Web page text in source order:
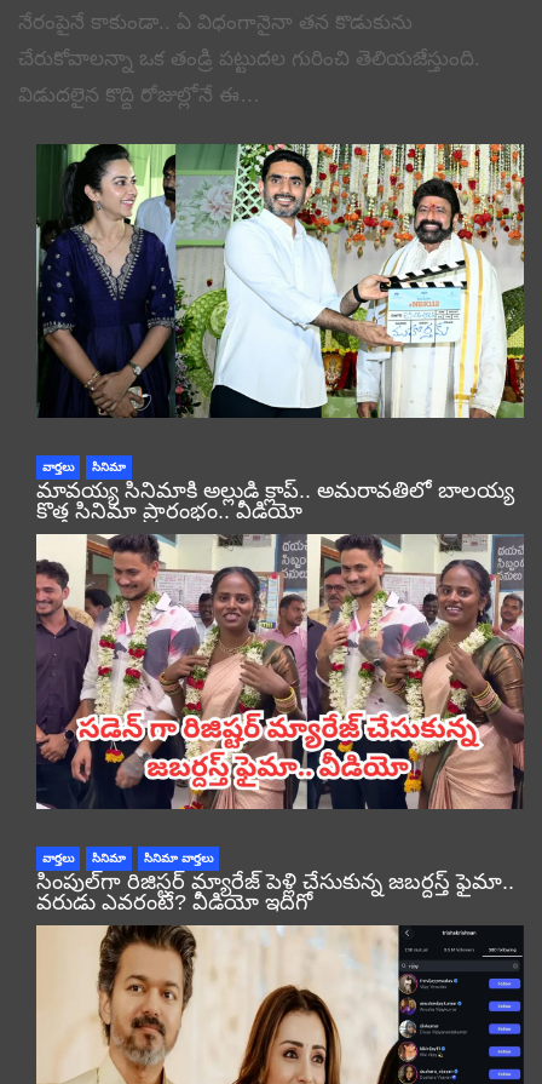
నేరంపైనే కాకుండా.. ఏ విధంగానైనా తన కొడుకును
చేరుకోవాలన్నా ఒక తండ్రి పట్టుదల గురించి తెలియజేస్తుంది.
విడుదలైన కొద్ది రోజుల్లోనే ఈ…
వార్తలు సినిమా
మావయ్య సినిమాకి అల్లుడి క్లాప్.. అమరావతిలో బాలయ్య
కొత్త సినిమా ప్రారంభం.. వీడియో
వార్తలు సినిమా సినిమా వార్తలు
సింపుల్‌గా రిజిస్టర్‌ మ్యారేజ్ పెళ్లి చేసుకున్న జబర్దస్త్ ఫైమా..
వరుడు ఎవరంటే? వీడియో ఇదిగో